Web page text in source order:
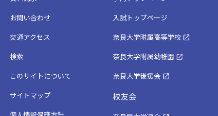
お問い合わせ
交通アクセス
検索
このサイトについて
サイトマップ
入試トップページ
奈良大学附属高等学校
奈良大学附属幼稚園
奈良大学後援会
校友会